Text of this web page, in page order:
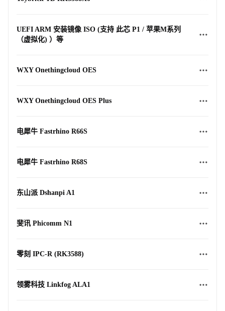
UEFI ARM 安装镜像 ISO (支持 此芯 P1 / 苹果M系列
（虚拟化) ）等
WXY Onethingcloud OES
WXY Onethingcloud OES Plus
电犀牛 Fastrhino R66S
电犀牛 Fastrhino R68S
东山派 Dshanpi A1
斐讯 Phicomm N1
零刻 IPC-R (RK3588)
领雾科技 Linkfog ALA1